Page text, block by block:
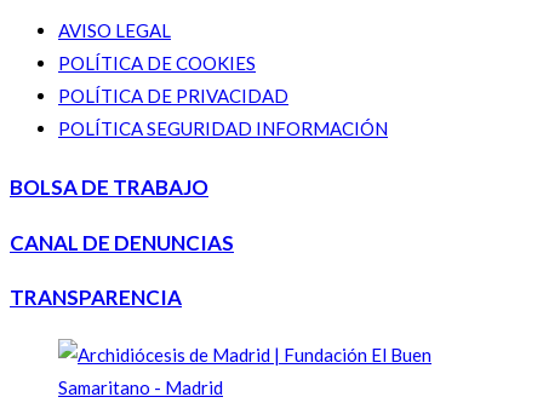
AVISO LEGAL
POLÍTICA DE COOKIES
POLÍTICA DE PRIVACIDAD
POLÍTICA SEGURIDAD INFORMACIÓN
BOLSA DE TRABAJO
CANAL DE DENUNCIAS
TRANSPARENCIA